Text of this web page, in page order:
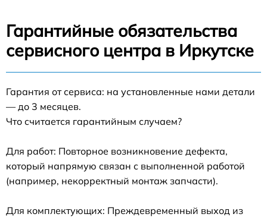
Гарантийные обязательства
сервисного центра в Иркутске
Гарантия от сервиса: на установленные нами детали
— до 3 месяцев.
Что считается гарантийным случаем?
Для работ: Повторное возникновение дефекта,
который напрямую связан с выполненной работой
(например, некорректный монтаж запчасти).
Для комплектующих: Преждевременный выход из